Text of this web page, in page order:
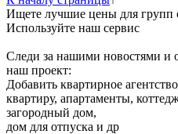
Ищете лучшие цены для групп
Используйте наш сервис
Следи за нашими новостями и
наш проект:
Добавить квартирное
квартиру, апартаменты,
загородный дом,
дом для отпуска и др